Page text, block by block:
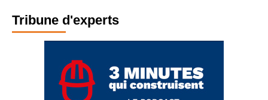
Tribune d'experts